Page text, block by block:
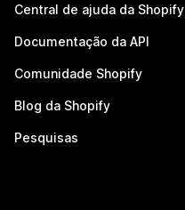
Central de ajuda da Shopify
Documentação da API
Comunidade Shopify
Blog da Shopify
Pesquisas